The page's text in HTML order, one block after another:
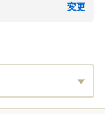
変更